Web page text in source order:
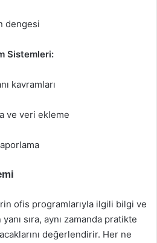
dengesi
Sistemleri:
kavramları
ve veri ekleme
ofis programlarıyla ilgili bilgi ve
sıra, aynı zamanda pratikte
değerlendirir. Her ne